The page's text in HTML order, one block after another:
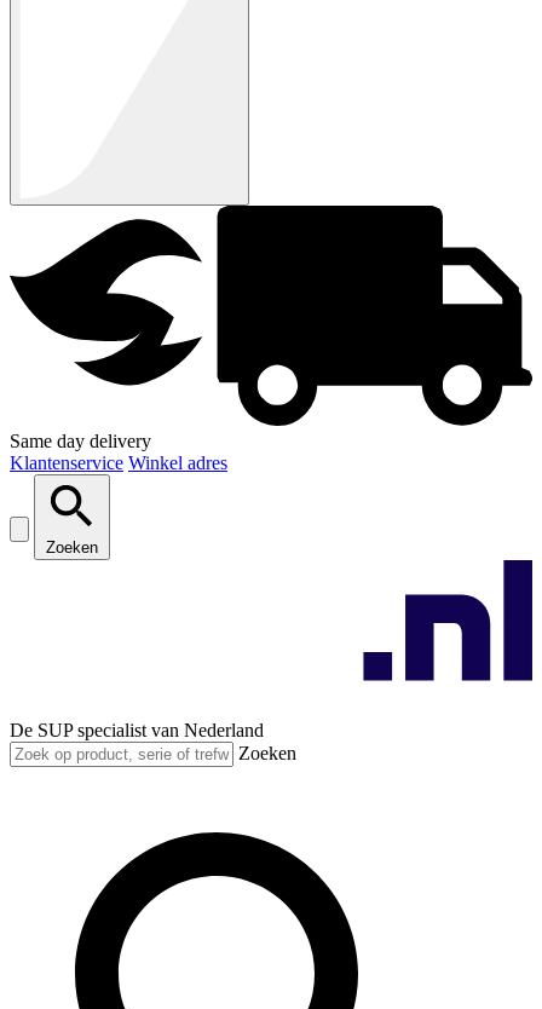
Same day delivery
Klantenservice Winkel adres
Zoeken
De SUP specialist van Nederland
Zoeken